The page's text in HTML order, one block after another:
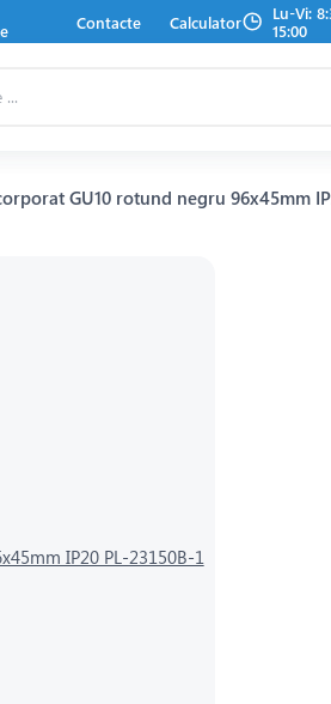
Contacte Calculator
Lu-Vi:
15:00
GU10 rotund negru 96x45mm